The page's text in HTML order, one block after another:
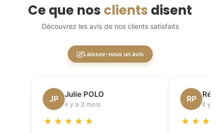
Ce que nos clients disent
Découvrez les avis de nos clients satisfaits
Laissez-nous un avis
JP Julie POLO
Il y a 3 mois
★ ★ ★ ★ ★
RP
Il y a
★ ★ ★